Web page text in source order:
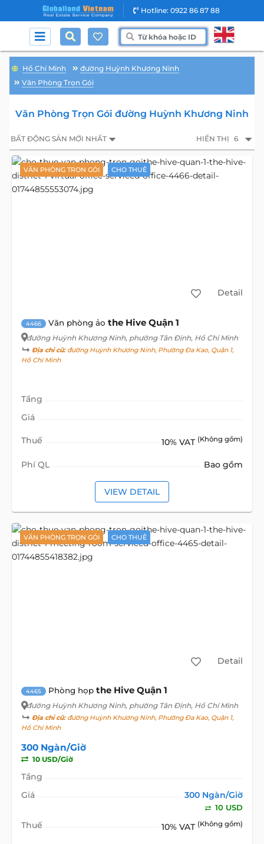
Hotline: 0922 86 87 88
Hồ Chí Minh
đường Huỳnh Khương Ninh
Văn Phòng Trọn Gói
Văn Phòng Trọn Gói đường Huỳnh Khương Ninh
BẤT ĐỘNG SẢN MỚI NHẤT HIỂN THỊ 6
VĂN PHÒNG TRỌN GÓI CHO THUÊ
Detail
4466 Văn phòng ảo the Hive Quận 1
đường Huỳnh Khương Ninh, phường Tân Định, Hồ Chí Minh
Địa chỉ cũ:đường Huỳnh Khương Ninh, Phường Đa Kao, Quận 1,
Hồ Chí Minh
Tầng
Giá
Thuế 10% VAT (Không gồm)
Phí QL Bao gồm
VIEW DETAIL
VĂN PHÒNG TRỌN GÓI CHO THUÊ
Detail
4465 Phòng họp the Hive Quận 1
đường Huỳnh Khương Ninh, phường Tân Định, Hồ Chí Minh
Địa chỉ cũ:đường Huỳnh Khương Ninh, Phường Đa Kao, Quận 1,
Hồ Chí Minh
300 Ngàn/Giờ
10 USD/Giờ
Tầng
Giá
300 Ngàn/Giờ
10 USD
Thuế 10% VAT (Không gồm)